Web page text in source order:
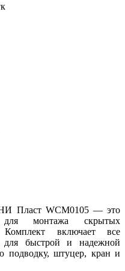
Пласт WCM0105 — это
для монтажа скрытых
Комплект включает все
для быстрой и надежной
подводку, штуцер, кран и